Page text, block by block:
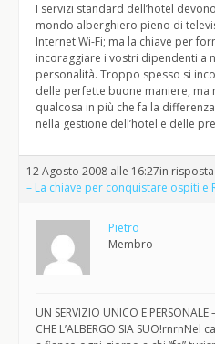
I servizi standard dell’hotel
mondo alberghiero pieno di
Internet Wi-Fi; ma la chiave per
incoraggiare i vostri dipendenti a
personalità. Troppo spesso si
delle perfette buone maniere, ma
qualcosa in più che fa la
nella gestione dell’hotel e delle
12 Agosto 2008 alle 16:27in risposta
– La chiave per conquistare ospiti e
Pietro
Membro
UN SERVIZIO UNICO E PERSONALE
CHE L’ALBERGO SIA